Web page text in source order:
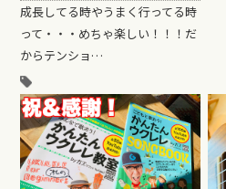
成長してる時やうまく行ってる時
って・・・めちゃ楽しい！！！だ
からテンショ…